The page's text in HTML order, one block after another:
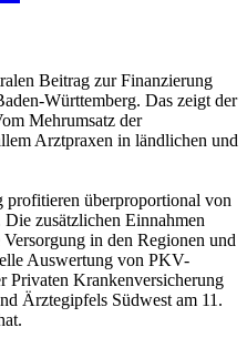
Beitrag zur Finanzierung
Württemberg. Das zeigt der
Mehrumsatz der
Arztpraxen in ländlichen und
überproportional von
zusätzlichen Einnahmen
in den Regionen und
Auswertung von PKV-
Privaten Krankenversicherung
Ärztegipfels Südwest am 11.